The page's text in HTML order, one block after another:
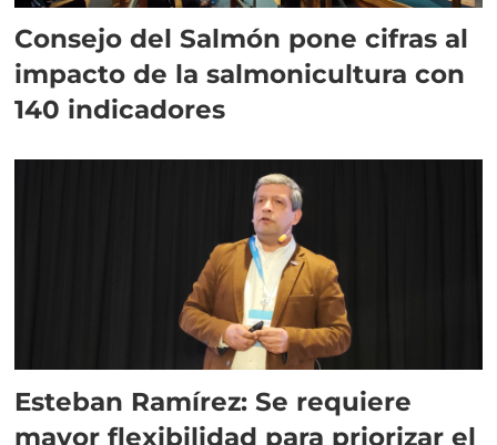
Consejo del Salmón pone cifras al
impacto de la salmonicultura con
140 indicadores
Esteban Ramírez: Se requiere
mayor flexibilidad para priorizar el